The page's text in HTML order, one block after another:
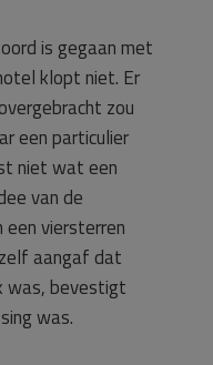
is gegaan met
klopt niet. Er
zou
een particulier
niet wat een
van de
viersterren
aangaf dat
was, bevestigt
was.